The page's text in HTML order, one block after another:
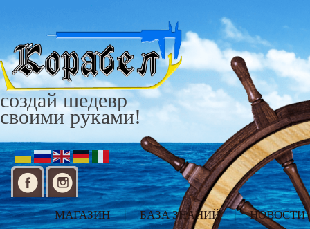
создай шедевр
своими руками!
МАГАЗИН | БАЗА ЗНАНИЙ | НОВОСТИ